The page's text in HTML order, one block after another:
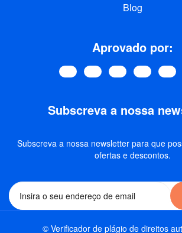
Blog
Aprovado por:
Subscreva a nossa
Subscreva a nossa newsletter para que
ofertas e descontos.
© Verificador de plágio de direitos